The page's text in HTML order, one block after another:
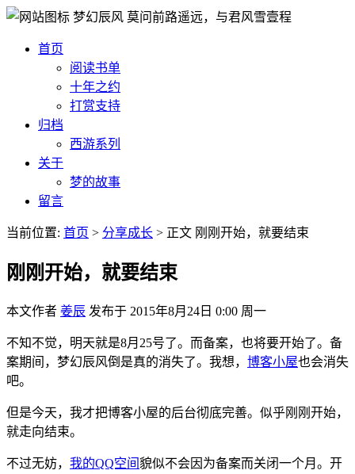
梦幻辰风 莫问前路遥远，与君风雪壹程
首页
阅读书单
十年之约
打赏支持
归档
西游系列
关于
梦的故事
留言
当前位置: 首页 > 分享成长 > 正文 刚刚开始，就要结束
刚刚开始，就要结束
本文作者 姜辰 发布于 2015年8月24日 0:00 周一
不知不觉，明天就是8月25号了。而备案，也将要开始了。备
案期间，梦幻辰风倒是真的消失了。我想， 博客小屋也会消失
吧。
但是今天，我才把博客小屋的后台彻底完善。似乎刚刚开始，
就走向结束。
不过无妨， 我的QQ空间貌似不会因为备案而关闭一个月。开